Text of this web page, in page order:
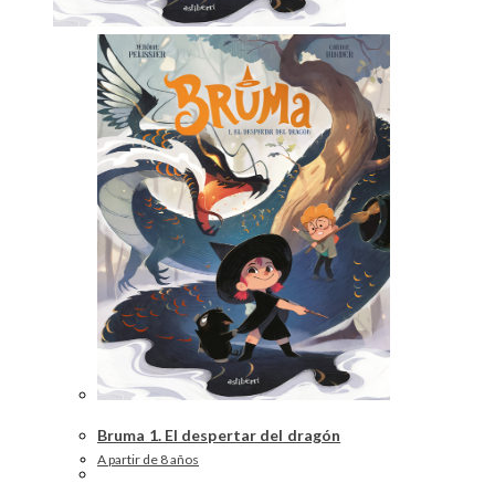
Bruma 1. El despertar del dragón
A partir de 8 años